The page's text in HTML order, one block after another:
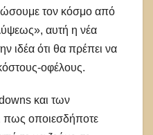
τον κόσμο από
αυτή η νέα
ιδέα ότι θα πρέπει να
οφέλους.
και των
πως οποιεσδήποτε